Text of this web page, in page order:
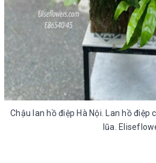
Chậu lan hồ điệp Hà Nội. Lan hồ điệp
lũa.